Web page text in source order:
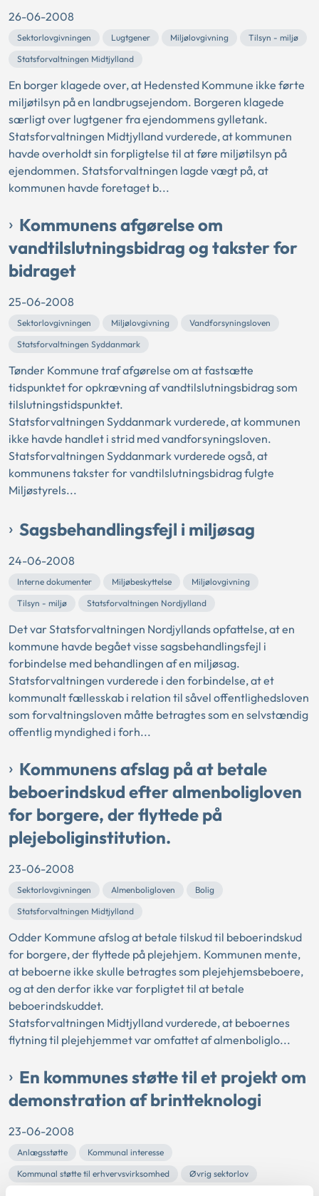
26-06-2008
Sektorlovgivningen Lugtgener Miljølovgivning
Tilsyn - miljø
Statsforvaltningen Midtjylland
En borger klagede over, at Hedensted Kommune ikke førte
miljøtilsyn på en landbrugsejendom. Borgeren klagede
særligt over lugtgener fra ejendommens gylletank.
Statsforvaltningen Midtjylland vurderede, at kommunen
havde overholdt sin forpligtelse til at føre miljøtilsyn på
ejendommen. Statsforvaltningen lagde vægt på, at
kommunen havde foretaget b...
Kommunens afgørelse om
vandtilslutningsbidrag og takster for
bidraget
25-06-2008
Sektorlovgivningen Miljølovgivning
Vandforsyningsloven
Statsforvaltningen Syddanmark
Tønder Kommune traf afgørelse om at fastsætte
tidspunktet for opkrævning af vandtilslutningsbidrag som
tilslutningstidspunktet.
Statsforvaltningen Syddanmark vurderede, at kommunen
ikke havde handlet i strid med vandforsyningsloven.
Statsforvaltningen Syddanmark vurderede også, at
kommunens takster for vandtilslutningsbidrag fulgte
Miljøstyrels...
Sagsbehandlingsfejl i miljøsag
24-06-2008
Interne dokumenter Miljøbeskyttelse
Miljølovgivning
Tilsyn - miljø
Statsforvaltningen Nordjylland
Det var Statsforvaltningen Nordjyllands opfattelse, at en
kommune havde begået visse sagsbehandlingsfejl i
forbindelse med behandlingen af en miljøsag.
Statsforvaltningen vurderede i den forbindelse, at et
kommunalt fællesskab i relation til såvel offentlighedsloven
som forvaltningsloven måtte betragtes som en selvstændig
offentlig myndighed i forh...
Kommunens afslag på at betale
beboerindskud efter almenboligloven
for borgere, der flyttede på
plejeboliginstitution.
23-06-2008
Sektorlovgivningen Almenboligloven
Bolig
Statsforvaltningen Midtjylland
Odder Kommune afslog at betale tilskud til beboerindskud
for borgere, der flyttede på plejehjem. Kommunen mente,
at beboerne ikke skulle betragtes som plejehjemsbeboere,
og at den derfor ikke var forpligtet til at betale
beboerindskuddet.
Statsforvaltningen Midtjylland vurderede, at beboernes
flytning til plejehjemmet var omfattet af almenboliglo...
En kommunes støtte til et projekt om
demonstration af brintteknologi
23-06-2008
Anlægsstøtte
Kommunal interesse
Kommunal støtte til erhvervsvirksomhed
Øvrig sektorlov